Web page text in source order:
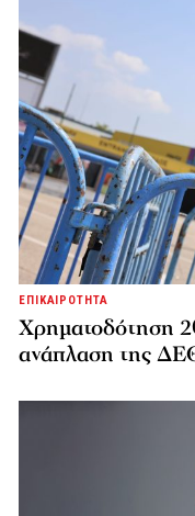
ΕΠΙΚΑΙΡΟΤΗΤΑ
Χρηματοδότηση
ανάπλαση της